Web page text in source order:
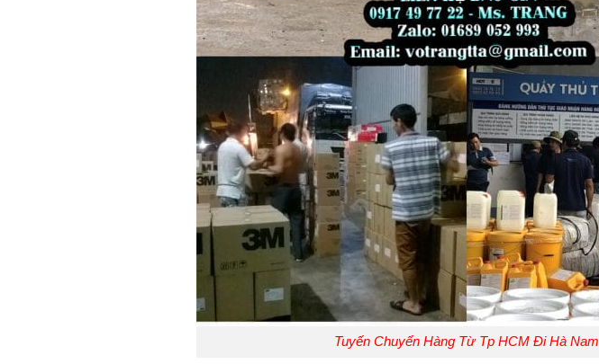
Tuyến Chuyển Hàng Từ Tp HCM Đi Hà Nam